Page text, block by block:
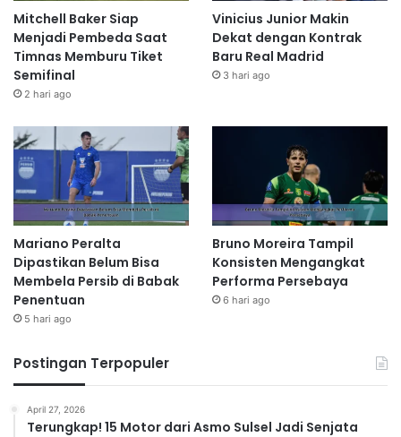
Mitchell Baker Siap
Menjadi Pembeda Saat
Timnas Memburu Tiket
Semifinal
2 hari ago
Vinicius Junior Makin
Dekat dengan Kontrak
Baru Real Madrid
3 hari ago
Mariano Peralta
Dipastikan Belum Bisa
Membela Persib di Babak
Penentuan
5 hari ago
Bruno Moreira Tampil
Konsisten Mengangkat
Performa Persebaya
6 hari ago
Postingan Terpopuler
April 27, 2026
Terungkap! 15 Motor dari Asmo Sulsel Jadi Senjata